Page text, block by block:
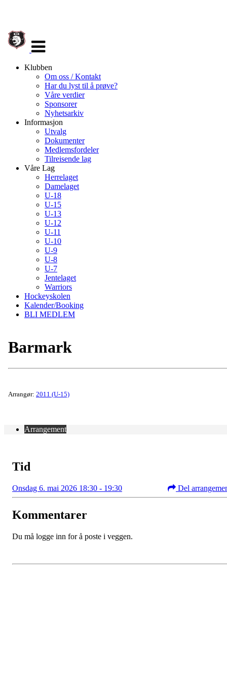
navigasjon
Klubben
Om oss / Kontakt
Har du lyst til å prøve?
Våre verdier
Sponsorer
Nyhetsarkiv
Informasjon
Utvalg
Dokumenter
Medlemsfordeler
Tilreisende lag
Våre Lag
Herrelaget
Damelaget
U-18
U-15
U-13
U-12
U-11
U-10
U-9
U-8
U-7
Jentelaget
Warriors
Hockeyskolen
Kalender/Booking
BLI MEDLEM
Barmark
Arrangør: 2011 (U-15)
Arrangement
Tid
Onsdag 6. mai 2026 18:30 - 19:30 Del
Kommentarer
Du må logge inn for å poste i veggen.